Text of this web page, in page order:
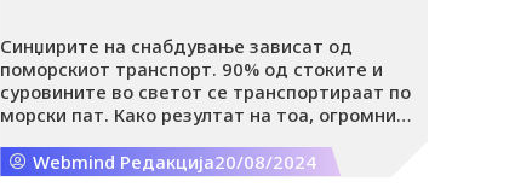
Синџирите на снабдување зависат од
поморскиот транспорт. 90% од стоките и
суровините во светот се транспортираат по
морски пат. Како резултат на тоа, огромни
ослободуваат во атмосферата.
Webmind Редакција20/08/2024